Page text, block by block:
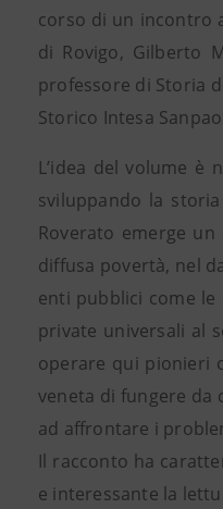
corso di un incontro
di Rovigo, Gilberto
professore di Storia
Storico Intesa
L’idea del volume
sviluppando la
Roverato emerge
diffusa povertà, nel
enti pubblici come le
private universali al
operare qui pionieri
veneta di fungere
ad affrontare i
Il racconto ha
e interessante la